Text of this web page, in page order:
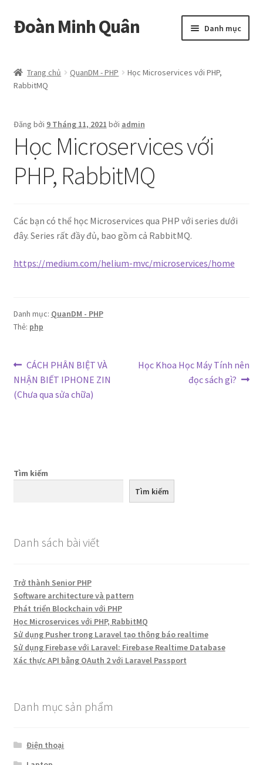
Đi
đến
hướng
Chuyển
đến
dung
Đoàn Minh Quân Danh mục
Curriculum Vitae
Cửa hàng
Hồ sơ năng lực
Liên hệ
rộng
Trang chủ QuanDM - PHP
Học Microservices với PHP,
RabbitMQ
Đăng bởi 9 Tháng 11, 2021 bởi admin
Học Microservices với
PHP, RabbitMQ
Các bạn có thể học Microservices qua PHP với series dưới
đây. Series rất đầy đủ, bao gồm cả RabbitMQ.
https://medium.com/helium-mvc/microservices/home
Danh mục: QuanDM - PHP
Thẻ: php
Điều
hướng
Bài
trước:
CÁCH PHÂN BIỆT VÀ
NHẬN BIẾT IPHONE ZIN
(Chưa qua sửa chữa)
Bài
Học Khoa Học Máy Tính nên
đọc sách gì?
Tìm kiếm
Tìm kiếm
Danh sách bài viết
Trở thành Senior PHP
Software architecture và pattern
Phát triển Blockchain với PHP
Học Microservices với PHP, RabbitMQ
Sử dụng Pusher trong Laravel tạo thông báo realtime
Sử dụng Firebase với Laravel: Firebase Realtime Database
Xác thực API bằng OAuth 2 với Laravel Passport
Danh mục sản phẩm
Điện thoại